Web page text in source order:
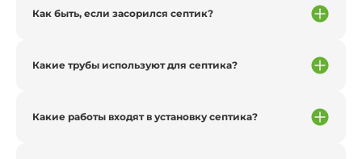
Как быть, если засорился септик?
Какие трубы используют для септика?
Какие работы входят в установку септика?